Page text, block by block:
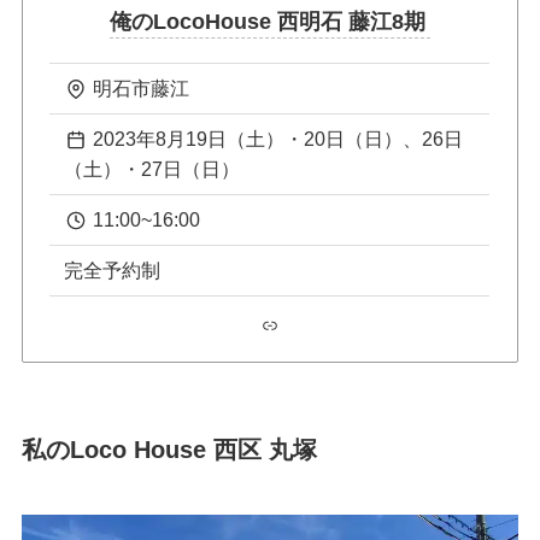
俺のLocoHouse 西明石 藤江8期
明石市藤江
2023年8月19日（土）・20日（日）、26日
（土）・27日（日）
11:00~16:00
完全予約制
リンク
私のLoco House 西区 丸塚